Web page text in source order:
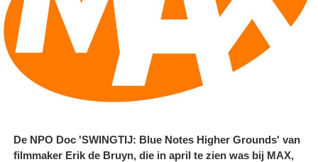
De NPO Doc 'SWINGTIJ: Blue Notes Higher Grounds' van
filmmaker Erik de Bruyn, die in april te zien was bij MAX,